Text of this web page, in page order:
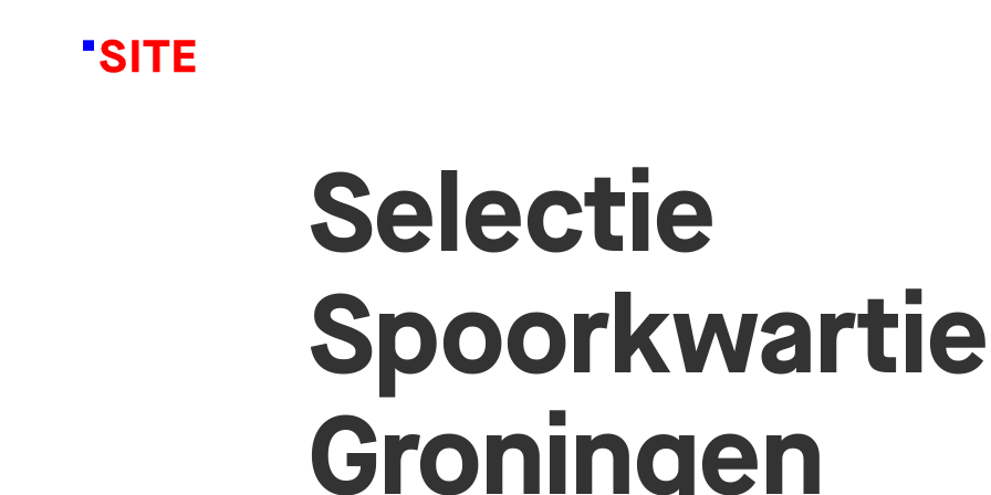
Selectie
Groningen